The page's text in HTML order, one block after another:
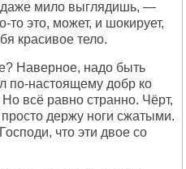
даже мило выглядишь, —
это, может, и шокирует,
красивое тело.
Наверное, надо быть
по-настоящему добр ко
всё равно странно. Чёрт,
держу ноги сжатыми.
что эти двое со